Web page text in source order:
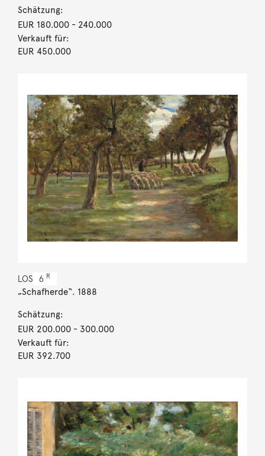
Schätzung:
EUR 180.000- 240.000
Verkauft für:
EUR 450.000
LOS 6 R
„Schafherde“. 1888
Schätzung:
EUR 200.000- 300.000
Verkauft für:
EUR 392.700